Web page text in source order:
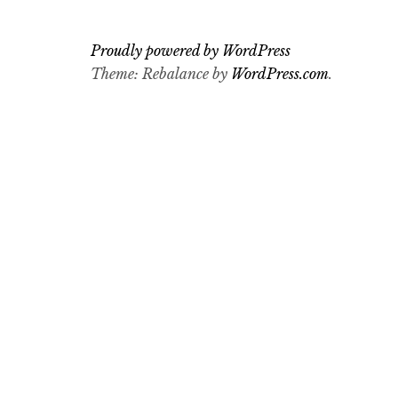
Proudly powered by WordPress
Theme: Rebalance by WordPress.com.